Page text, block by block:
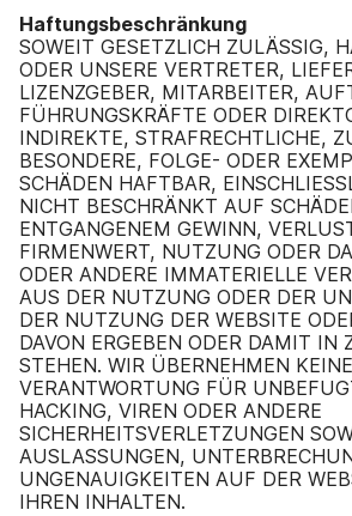
Haftungsbeschränkung
SOWEIT GESETZLICH ZULÄSSIG,
ODER UNSERE VERTRETER,
LIZENZGEBER, MITARBEITER,
FÜHRUNGSKRÄFTE ODER
INDIREKTE, STRAFRECHTLICHE,
BESONDERE, FOLGE- ODER
SCHÄDEN HAFTBAR,
NICHT BESCHRÄNKT AUF
ENTGANGENEM GEWINN,
FIRMENWERT, NUTZUNG ODER
ODER ANDERE IMMATERIELLE
AUS DER NUTZUNG ODER DER
DER NUTZUNG DER WEBSITE
DAVON ERGEBEN ODER DAMIT IN
STEHEN. WIR ÜBERNEHMEN KEINE
VERANTWORTUNG FÜR
HACKING, VIREN ODER ANDERE
SICHERHEITSVERLETZUNGEN
AUSLASSUNGEN,
UNGENAUIGKEITEN AUF DER
IHREN INHALTEN.